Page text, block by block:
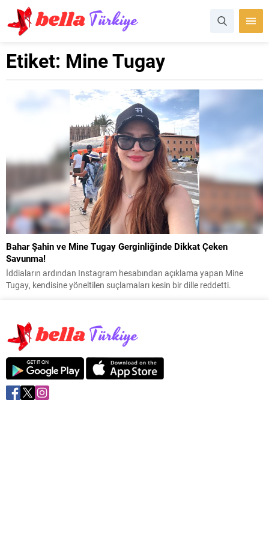
Etiket: Mine Tugay
Bahar Şahin ve Mine Tugay Gerginliğinde Dikkat Çeken
Savunma!
İddiaların ardından Instagram hesabından açıklama yapan Mine
Tugay, kendisine yöneltilen suçlamaları kesin bir dille reddetti.